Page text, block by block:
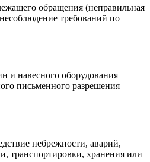
обращения (неправильная
требований по
навесного оборудования
письменного разрешения
небрежности, аварий,
транспортировки, хранения или